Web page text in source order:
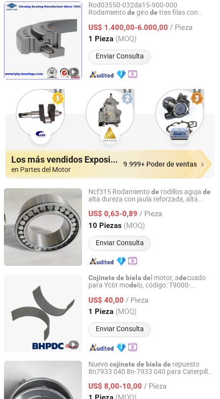
Rod03550-032da15-900-000
Rodamientode girode tres filas con
US$ 1.400,00-6.000,00 / Pieza
1 Pieza (MOQ)
Enviar Consulta
Luoyang Smile Trading Co., Ltd.
Henan, China Desde 2012
Los más vendidos Expositores
en Partes del Motor
9.999+ Poder de ventas
Ncf315 Rodamientode rodillos aguja de
alta dureza con jaula reforzada, alta
electrodomésticos,biela
rodamientoderodillos aguja
US$ 0,63-0,89 / Pieza
10 Piezas (MOQ)
Enviar Consulta
Shandong Boli Bearing Co., Ltd
Shandong, China Desde 2025
Cojinete de biela del motor, adecuado
para Yc6t modelo, código: T9000-
US$ 40,00 / Pieza
1 Pieza (MOQ)
Enviar Consulta
Junmeng (Guangzhou) Import and Export Trading Co., Ltd
Guangdong, China Desde 2019
Nuevocojinete de biela de repuesto
8n7933 040 8n-7933 040 para Caterpillar
US$ 8,00-10,00 / Pieza
Liaoning, China Desde 2026